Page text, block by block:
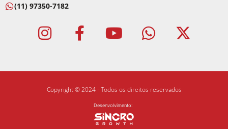
(11) 97350-7182
Copyright © 2024 - Todos os direitos reservados
Desenvolvimento: